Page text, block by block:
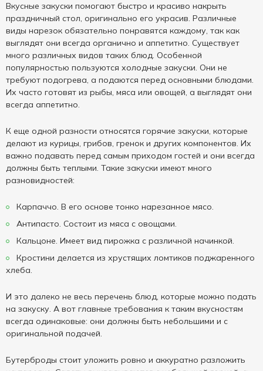
Вкусные закуски помогают быстро и красиво накрыть
праздничный стол, оригинально его украсив. Различные
виды нарезок обязательно понравятся каждому, так как
выглядят они всегда органично и аппетитно. Существует
много различных видов таких блюд. Особенной
популярностью пользуются холодные закуски. Они не
требуют подогрева, а подаются перед основными блюдами.
Их часто готовят из рыбы, мяса или овощей, а выглядят они
всегда аппетитно.
К еще одной разности относятся горячие закуски, которые
делают из курицы, грибов, гренок и других компонентов. Их
важно подавать перед самым приходом гостей и они всегда
должны быть теплыми. Такие закуски имеют много
разновидностей:
Карпаччо. В его основе тонко нарезанное мясо.
Антипасто. Состоит из мяса с овощами.
Кальцоне. Имеет вид пирожка с различной начинкой.
Кростини делается из хрустящих ломтиков поджаренного
хлеба.
И это далеко не весь перечень блюд, которые можно подать
на закуску. А вот главные требования к таким вкусностям
всегда одинаковые: они должны быть небольшими и с
оригинальной подачей.
Бутерброды стоит уложить ровно и аккуратно разложить